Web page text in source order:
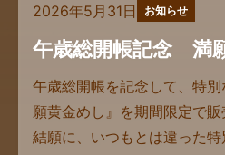
2026年5月31日 お知らせ
午歳総開帳記念 満
午歳総開帳を記念して、特
願黄金めし』を期間限定で
結願に、いつもとは違った